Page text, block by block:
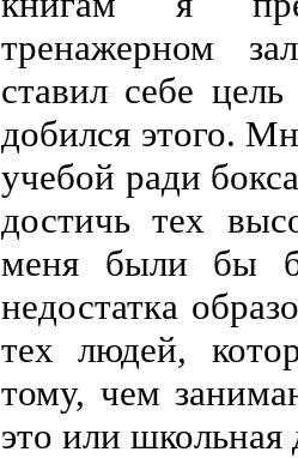
тренажерном
ставил себе
добился этого.
учебой ради
достичь тех
меня были бы
недостатка
тех людей,
тому, чем
это или